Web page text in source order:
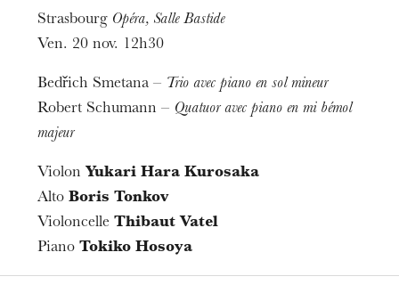
Strasbourg Opéra, Salle Bastide
Ven. 20 nov. 12h30
Bedřich Smetana – Trio avec piano en sol mineur
Robert Schumann – Quatuor avec piano en mi bémol
majeur
Violon Yukari Hara Kurosaka
AltoBoris Tonkov
VioloncelleThibaut Vatel
PianoTokiko Hosoya